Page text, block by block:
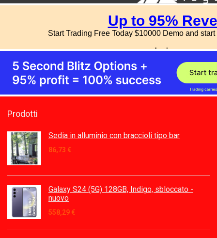
Prodotti
Sedia in alluminio con braccioli tipo bar
86,73 €
Galaxy S24 (5G) 128GB, Indigo, sbloccato -
nuovo
558,29 €